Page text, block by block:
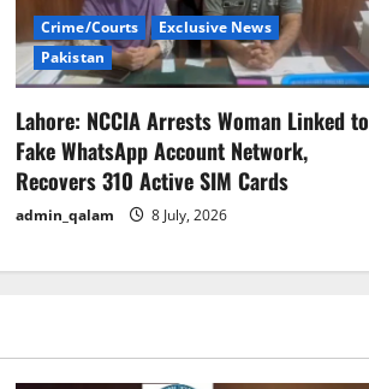
Crime/Courts
Exclusive News
Pakistan
Lahore: NCCIA Arrests Woman Linked to
Fake WhatsApp Account Network,
Recovers 310 Active SIM Cards
admin_qalam 8 July, 2026